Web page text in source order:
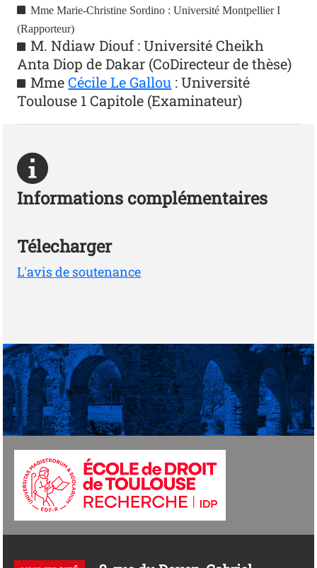
Mme Marie-Christine Sordino : Université Montpellier I
(Rapporteur)
M. Ndiaw Diouf : Université Cheikh
Anta Diop de Dakar (CoDirecteur de thèse)
MmeCécile Le Gallou : Université
Toulouse 1 Capitole (Examinateur)
Informations complémentaires
Télecharger
L'avis de soutenance